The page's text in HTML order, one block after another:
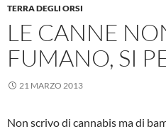
TERRA DEGLI ORSI
LE CANNE
FUMANO, SI
21 MARZO 2013
Non scrivo di cannabis ma di